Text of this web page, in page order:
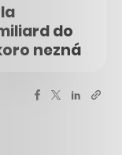
do
nezná